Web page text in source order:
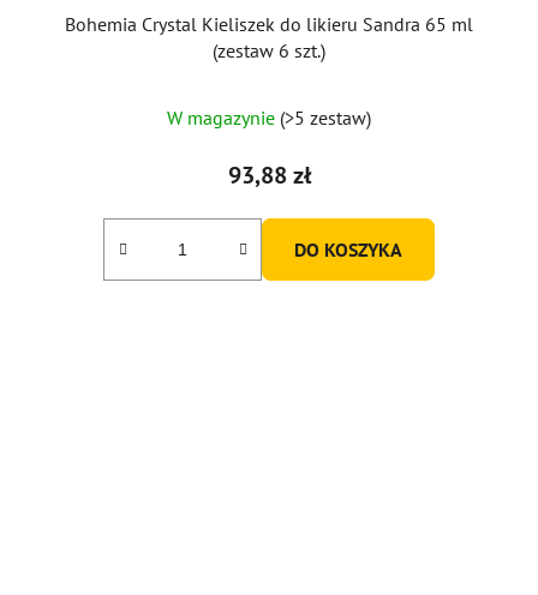
Bohemia Crystal Kieliszek do likieru Sandra 65 ml
(zestaw 6 szt.)
W magazynie (>5 zestaw)
93,88 zł
DO KOSZYKA